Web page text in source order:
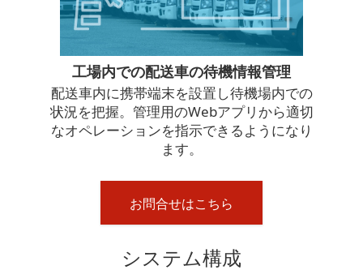
工場内での配送車の待機情報管理
配送車内に携帯端末を設置し待機場内での
状況を把握。管理用のWebアプリから適切
なオペレーションを指示できるようになり
ます。
お問合せはこちら
システム構成